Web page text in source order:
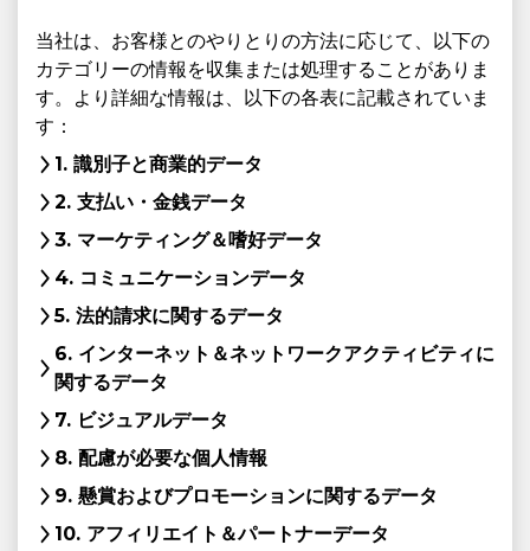
当社は、お客様とのやりとりの方法に応じて、以下の
カテゴリーの情報を収集または処理することがありま
す。より詳細な情報は、以下の各表に記載されていま
す：
1. 識別子と商業的データ
2. 支払い・金銭データ
3. マーケティング＆嗜好データ
4. コミュニケーションデータ
5. 法的請求に関するデータ
6. インターネット＆ネットワークアクティビティに
関するデータ
7. ビジュアルデータ
8. 配慮が必要な個人情報
9. 懸賞およびプロモーションに関するデータ
10. アフィリエイト＆パートナーデータ